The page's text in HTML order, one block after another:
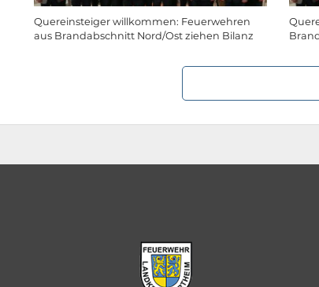
Quereinsteiger willkommen: Feuerwehren
aus Brandabschnitt Nord/Ost ziehen Bilanz